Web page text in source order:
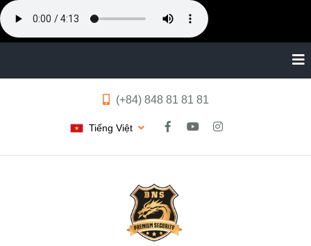
(+84) 848 81 81 81
Tiếng Việt